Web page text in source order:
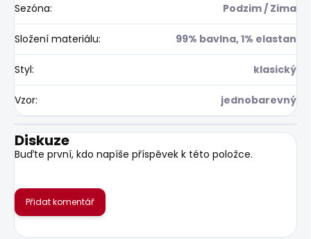
Sezóna: Podzim / Zima
Složení materiálu: 99% bavlna, 1% elastan
Styl: klasický
Vzor: jednobarevný
Diskuze
Buďte první, kdo napíše příspěvek k této položce.
Přidat komentář